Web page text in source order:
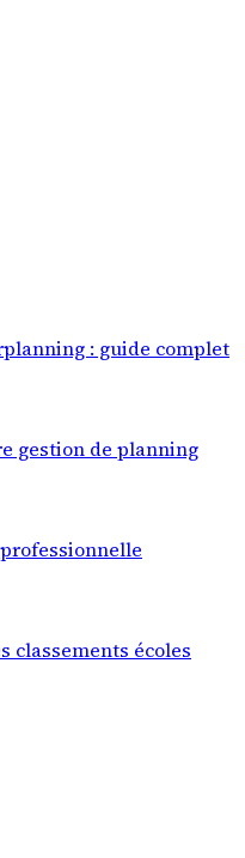
: guide complet
gestion de planning
classements écoles